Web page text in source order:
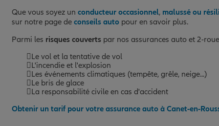
Que vous soyez un conducteur occasionnel, malussé ou
sur notre page de conseils auto pour en savoir plus.
Parmi les risques couverts par nos assurances auto et 2-
Le vol et la tentative de vol
L'incendie et l'explosion
Les événements climatiques (tempête, grêle, neige...)
Le bris de glace
La responsabilité civile en cas d'accident
Obtenir un tarif pour votre assurance auto à Canet-en-